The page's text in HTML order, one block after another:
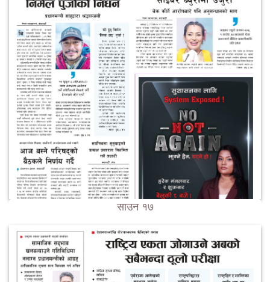
साउन १७